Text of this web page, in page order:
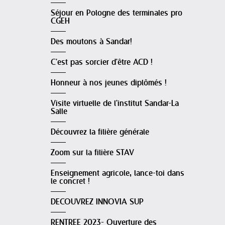
Séjour en Pologne des terminales pro
CGEH
Des moutons à Sandar!
C'est pas sorcier d'être ACD !
Honneur à nos jeunes diplômés !
Visite virtuelle de l'institut Sandar-La
Salle
Découvrez la filière générale
Zoom sur la filière STAV
Enseignement agricole, lance-toi dans
le concret !
DECOUVREZ INNOVIA SUP
RENTREE 2023- Ouverture des